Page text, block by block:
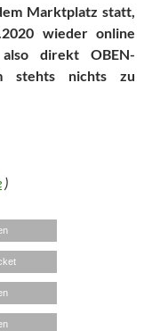
Marktplatz statt,
wieder online
direkt OBEN-
stehts nichts zu
)